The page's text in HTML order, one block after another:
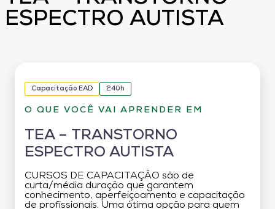
ESPECTRO AUTISTA
Capacitação EAD 240h
O QUE VOCÊ VAI APRENDER EM
TEA – TRANSTORNO
ESPECTRO AUTISTA
CURSOS DE CAPACITAÇÃO são de
curta/média duração que garantem
conhecimento, aperfeiçoamento e capacitação
de profissionais. Uma ótima opção para quem